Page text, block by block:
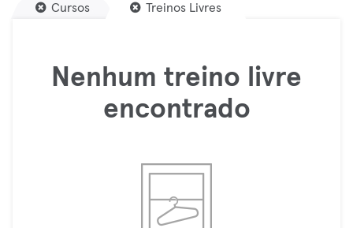
Cursos Treinos Livres
Nenhum treino livre
encontrado